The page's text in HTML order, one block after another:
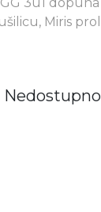
Nedostupno